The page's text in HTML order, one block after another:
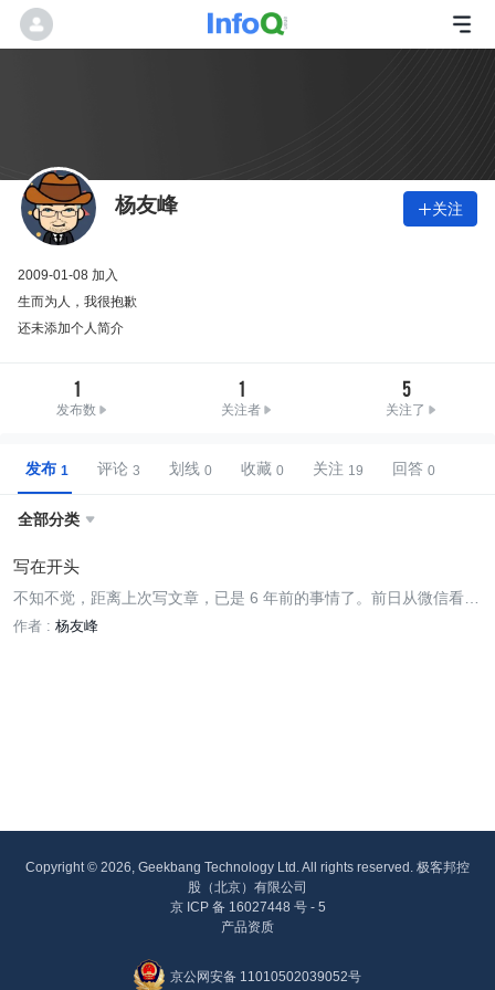
杨友峰 关注
2009-01-08 加入
生而为人，我很抱歉
还未添加个人简介
1
发布数
1
关注者
5
关注了
发布 评论 划线 收藏 关注 回答
全部分类 
写在开头
不知不觉，距离上次写文章，已是 6 年前的事情了。前日从微信看到
极客时间提到了 InfoQ 写作平台上线了。总感觉最近几年的经历可以
作者 : 杨友峰
Copyright © 2026, Geekbang Technology Ltd. All rights reserved. 极客邦控
股（北京）有限公司
京 ICP 备 16027448 号 - 5
产品资质
京公网安备 11010502039052号